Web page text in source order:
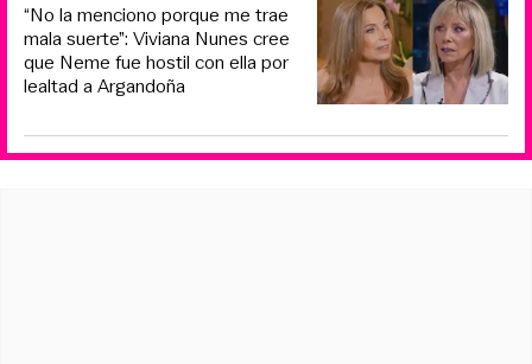
“No la menciono porque me trae
mala suerte”: Viviana Nunes cree
que Neme fue hostil con ella por
lealtad a Argandoña